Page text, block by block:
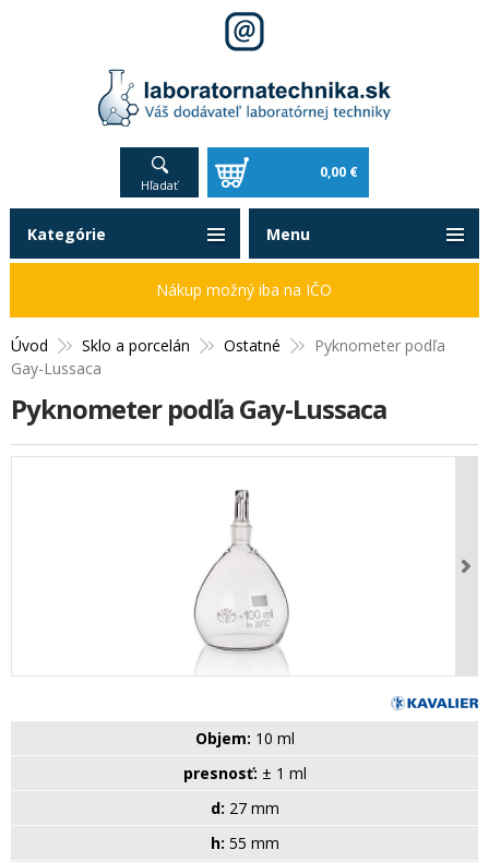
Hľadať
0,00 €
Úvod Sklo a porcelán Ostatné
Pyknometer podľa
Gay-Lussaca
Pyknometer podľa Gay-Lussaca
Objem: 10 ml
presnosť: ± 1 ml
d: 27 mm
h: 55 mm
Kategórie
Nákup možný iba na IČO
Menu